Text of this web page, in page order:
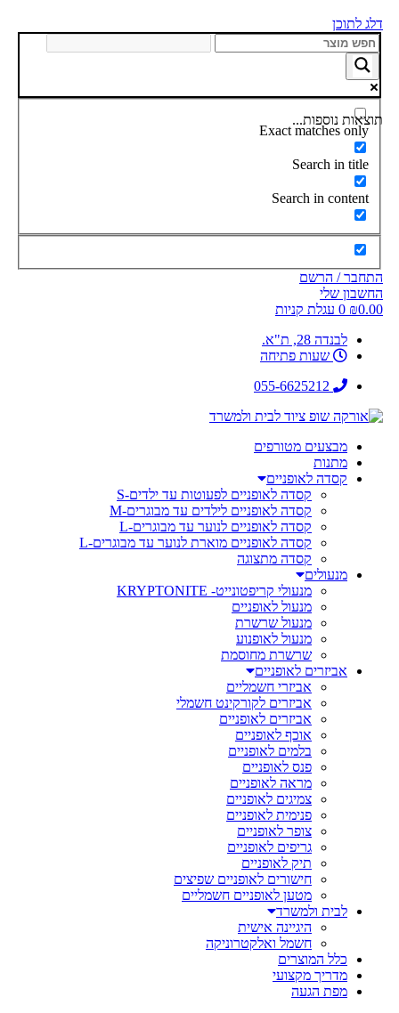
דלג לתוכן
תוצאות נוספות...
Exact matches only
Search in title
Search in content
התחבר / הרשם
החשבון שלי
₪0.00
0 עגלת קניות
לבנדה 28, ת"א.
שעות פתיחה
055-6625212
מבצעים מטורפים
מתנות
קסדה לאופניים
קסדה לאופניים לפעוטות עד ילדים-S
קסדה לאופניים לילדים עד מבוגרים-M
קסדה לאופניים לנוער עד מבוגרים-L
קסדה לאופניים מוארת לנוער עד מבוגרים-L
קסדה מתצוגה
מנעולים
מנעולי קריפטונייט- KRYPTONITE
מנעול לאופניים
מנעול שרשרת
מנעול לאופנוע
שרשרת מחוסמת
אביזרים לאופניים
אביזרי חשמליים
אביזרים לקורקינט חשמלי
אביזרים לאופניים
אוכף לאופניים
בלמים לאופניים
פנס לאופניים
מראה לאופניים
צמיגים לאופניים
פנימית לאופניים
צופר לאופניים
גריפים לאופניים
תיק לאופניים
חישורים לאופניים שפיצים
מטען לאופניים חשמליים
לבית ולמשרד
היגיינה אישית
חשמל ואלקטרוניקה
כלל המוצרים
מדריך מקצועי
מפת הגעה